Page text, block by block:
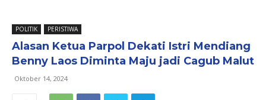
POLITIK PERISTIWA
Alasan Ketua Parpol Dekati Istri Mendiang
Benny Laos Diminta Maju jadi Cagub Malut
Oktober 14, 2024